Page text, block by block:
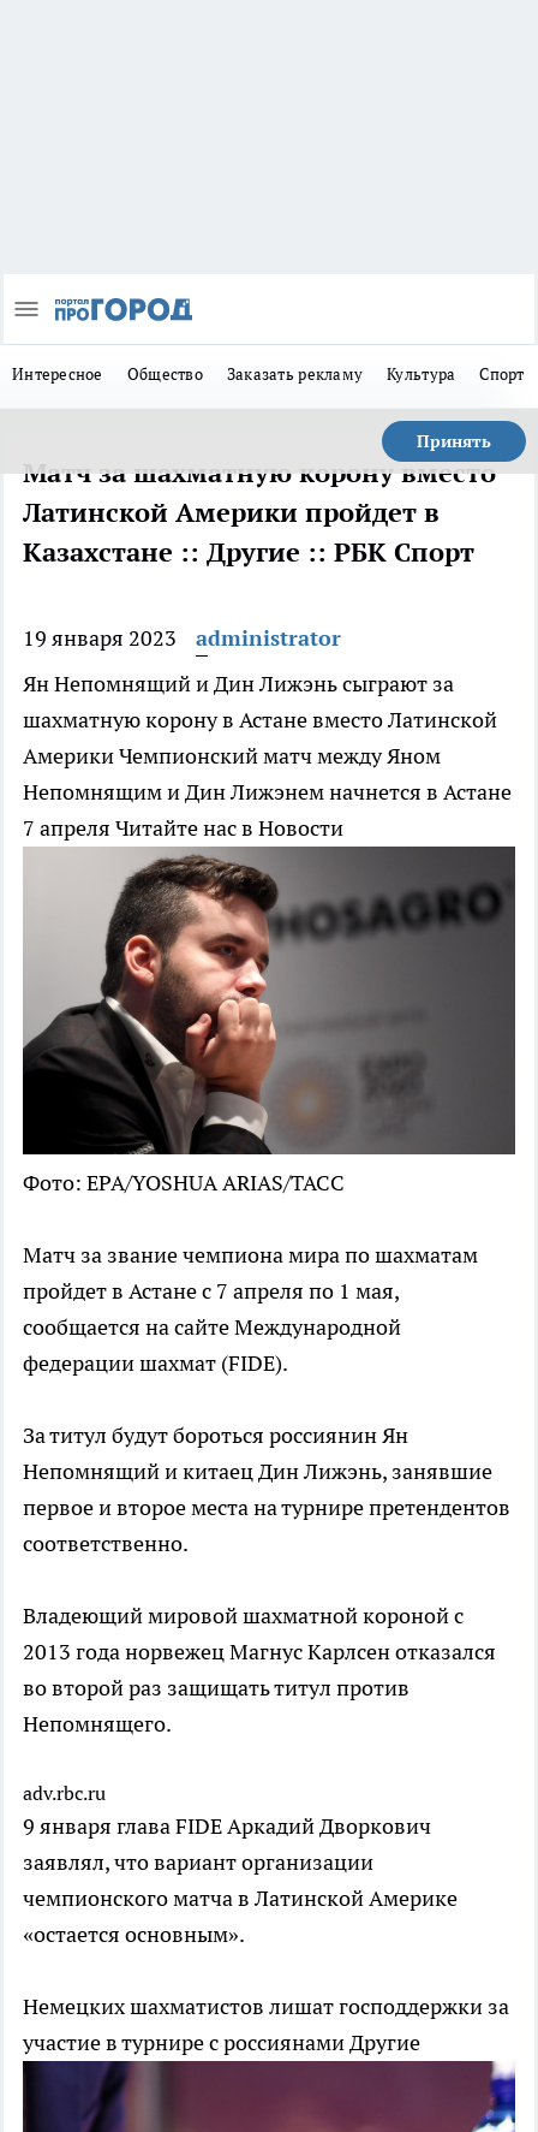
Интересное Общество Заказать рекламу Культура Спорт
Принять
Матч за шахматную корону вместо
Латинской Америки пройдет в
Казахстане :: Другие :: РБК Спорт
19 января 2023
administrator
Ян Непомнящий и Дин Лижэнь сыграют за
шахматную корону в Астане вместо Латинской
АмерикиЧемпионский матч между Яном
Непомнящим и Дин Лижэнем начнется в Астане
7 апреля Читайте нас в Новости
Фото: EPA/YOSHUA ARIAS/ТАСС
Матч за звание чемпиона мира по шахматам
пройдет в Астане с 7 апреля по 1 мая,
сообщается на сайте Международной
федерации шахмат (FIDE).
За титул будут бороться россиянин Ян
Непомнящий и китаец Дин Лижэнь, занявшие
первое и второе места на турнире претендентов
соответственно.
Владеющий мировой шахматной короной с
2013 года норвежец Магнус Карлсен отказался
во второй раз защищать титул против
Непомнящего.
adv.rbc.ru
9 января глава FIDE Аркадий Дворкович
заявлял, что вариант организации
чемпионского матча в Латинской Америке
«остается основным».
Немецких шахматистов лишат господдержки за
участие в турнире с россиянамиДругие